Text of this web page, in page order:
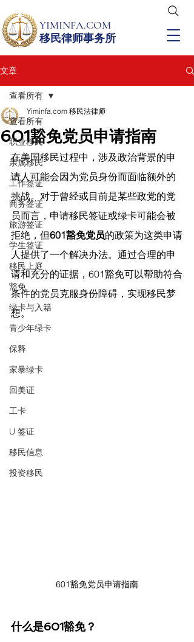
YIMINFA.COM
移民律师事务所
文章
查看所有
职业移民
亲属移民
工作签证
商务签证
旅游签证
学生签证
移民上庭
豁免
绿卡与入籍
青少年绿卡
保释
家暴绿卡
回美证
工卡
U 签证
移民信息
投资移民
查看所有
601豁免党员申请指南
Yiminfa.com 移民法律师
在美国移民过程中，涉及政治背景的申
请人可能会因为党员身份而面临额外的
挑战。对于曾经或目前是某些政党的党
员而言，申请移民签证或绿卡可能会被
拒绝，但601豁免党员的政策为这类申请
人提供了一个解决办法。通过合理的申
请和充分的证据，601豁免可以帮助符合
条件的党员克服身份障碍，实现移民梦
想。
601豁免党员申请指南
什么是601豁免？